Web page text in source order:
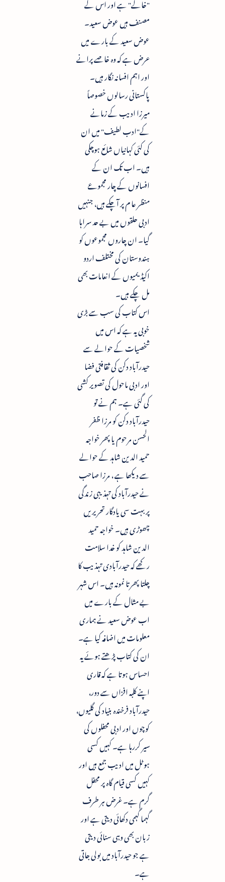
مصنف ہیں عوض سعید۔
عوض سعید کے بارے میں
عرض ہے کہ وہ خاصے پرانے
اور اہم افسانہ نگار ہیں۔
پاکستانی رسالوں خصوصاً
میرزا ادیب کے زمانے
کے"ادب لطیف" میں ان
کی کئی کہانیاں شائع ہوچکی
ہیں۔ اب تک ان کے
افسانوں کے چار مجموعے
منظر عا م پر آچکے ہیں، جنہیں
ادبی حلقوں میں بے حد سراہا
گیا۔ ان چاروں مجموعوں کو
ہندوستان کی مختلف اردو
اکیڈیمیوں کے انعامات بھی
مل چکے ہیں۔
اس کتاب کی سب سے بڑی
خوبی یہ ہے کہ اس میں
شخصیات کے حوالے سے
حیدرآباد دکن کی ثقافتی فضا
اور ادبی ماحول کی تصویر کشی
کی گئی ہے۔ ہم نے تو
حیدرآباد دکن کو مرزا ظفر
الحسن مرحوم یا پھر خواجہ
حمید الدین شاہد کے حوالے
سے دیکھا ہے ، مرزا صاحب
نے حیدرآباد کی تہذیبی زندگی
پر بہت سی یادگار تحریریں
چھوڑی ہیں۔ خواجہ حمید
الدین شاہد کو خدا سلامت
رکھے کہ حیدرآبادی تہذیب کا
چلتا پھرتا نمونہ ہیں۔ اس شہر
بے مثال کے بارے میں
اب عوض سعید نے ہماری
معلومات میں اضافہ کیا ہے۔
ان کی کتاب پڑھتے ہوئے یہ
احساس ہوتا ہے کہ قاری
اپنے کلبہ افزاں سے دور،
حیدرآباد فرخندہ بنیاد کی گلیوں،
کوچوں اور ادبی محفلوں کی
سیر کررہا ہے۔ کہیں کسی
ہوٹل میں ادیب جمع ہیں اور
کہیں کسی قیام گاہ پر محفل
گرم ہے۔ غرض ہر طرف
گہما گہمی دکھائی دیتی ہے اور
زبان بھی وہی سنائی دیتی
ہے جو حیدرآباد میں بولی جاتی
ہے۔